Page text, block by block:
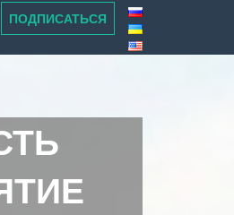
ПОДПИСАТЬСЯ